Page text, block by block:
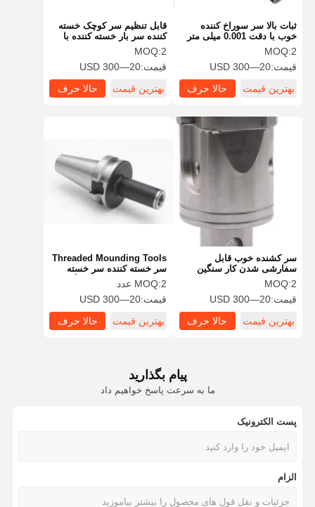
ثبات بالا سر سوراخ کننده
خوب با دقت 0.001 میلی متر
برای تولید خودرو
MOQ:2
قیمت:20—300 USD
بهترین قیمت
حالا حرف
قابل تنظیم سر کوچک خسته
کننده سر بار خسته کننده با
طراحی ماژولار
MOQ:2
قیمت:20—300 USD
بهترین قیمت
حالا حرف
سر کشنده خوب قابل
سفارشی شدن کار سنگین
ترکیبی غیر استاندارد
MOQ:2
قیمت:20—300 USD
بهترین قیمت
حالا حرف
Threaded Mounding Tools
سر خسته کننده سر خسته
CNC
MOQ:2 عدد
قیمت:20—300 USD
بهترین قیمت
حالا حرف
پیام بگذارید
ما به سرعت پاسخ خواهیم داد
پست الکترونیک
الزام